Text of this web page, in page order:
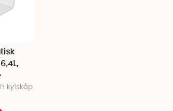
kylskåp